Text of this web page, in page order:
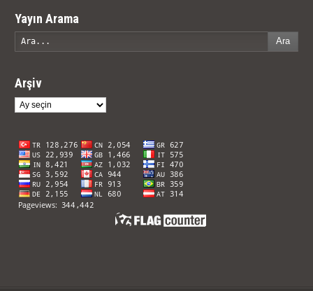
Yayın Arama
Ara
Arşiv
Arşiv